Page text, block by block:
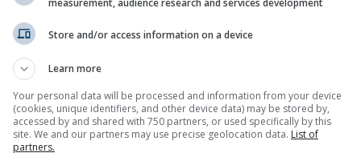
ερεθισμό στον λαιμό
βλάβη των αεραγωγών
όπως άσθμα, εμφύσημα και χρόνια βρογχίτιδα
ασθματικών κρίσεων
σε λοιμώξεις
πνεύμονες ακόμη και όταν τα συμπτώματα έχουν
Store and/or access information on a device
Learn more
Your personal data will be processed and information from your device
(cookies, unique identifiers, and other device data) may be stored by,
accessed by and shared with 750 partners, or used specifically by this
site. We and our partners may use precise geolocation data. List of
partners.